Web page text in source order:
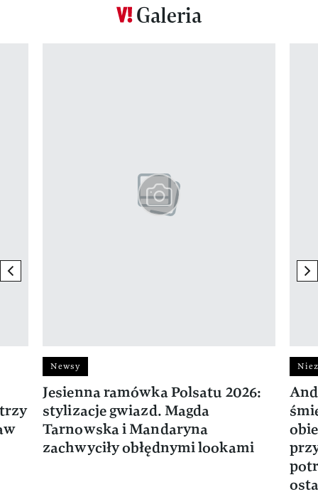
Galeria
previous element
Newsy
Jesienna ramówka Polsatu 2026:
stylizacje gwiazd. Magda
Tarnowska i Mandaryna
zachwyciły obłędnymi lookami